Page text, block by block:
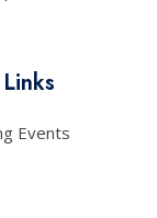
Events